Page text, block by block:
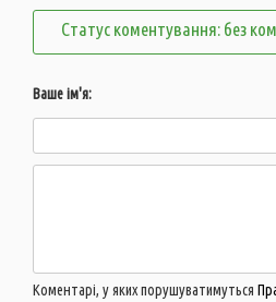
Статус коментування: без
Ваше ім'я:
Коментарі, у яких порушуватимуться